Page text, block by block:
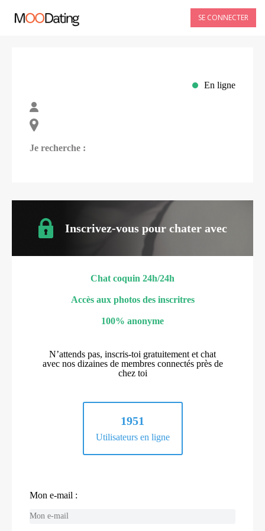
SE CONNECTER
En ligne
Je recherche :
Inscrivez-vous pour chater avec
Chat coquin 24h/24h
Accès aux photos des inscritres
100% anonyme
N’attends pas, inscris-toi gratuitement et chat
avec nos dizaines de membres connectés près de
chez toi
1951
Utilisateurs en ligne
Mon e-mail :